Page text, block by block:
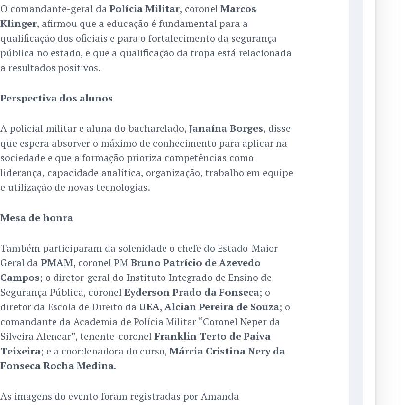
O comandante-geral da Polícia Militar, coronel Marcos
Klinger, afirmou que a educação é fundamental para a
qualificação dos oficiais e para o fortalecimento da segurança
pública no estado, e que a qualificação da tropa está relacionada
a resultados positivos.
Perspectiva dos alunos
A policial militar e aluna do bacharelado, Janaína Borges, disse
que espera absorver o máximo de conhecimento para aplicar na
sociedade e que a formação prioriza competências como
liderança, capacidade analítica, organização, trabalho em equipe
e utilização de novas tecnologias.
Mesa de honra
Também participaram da solenidade o chefe do Estado-Maior
Geral da PMAM, coronel PMBruno Patrício de Azevedo
Campos; o diretor-geral do Instituto Integrado de Ensino de
Segurança Pública, coronel Eyderson Prado da Fonseca; o
diretor da Escola de Direito da UEA, Alcian Pereira de Souza; o
comandante da Academia de Polícia Militar “Coronel Neper da
Silveira Alencar”, tenente-coronel Franklin Terto de Paiva
Teixeira; e a coordenadora do curso, Márcia Cristina Nery da
Fonseca Rocha Medina.
As imagens do evento foram registradas por Amanda